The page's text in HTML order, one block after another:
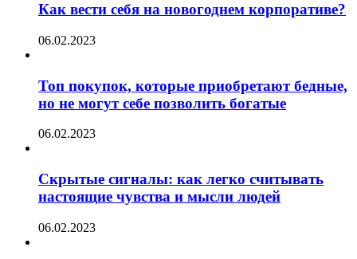
Как вести себя на новогоднем корпоративе?
06.02.2023
Топ покупок, которые приобретают бедные,
но не могут себе позволить богатые
06.02.2023
Скрытые сигналы: как легко считывать
настоящие чувства и мысли людей
06.02.2023